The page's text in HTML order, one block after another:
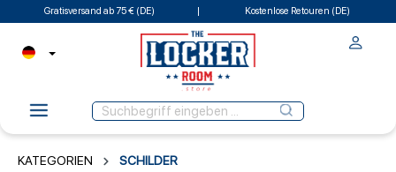
Gratisversand ab 75 € (DE) Kostenlose Retouren (DE)
KATEGORIEN SCHILDER